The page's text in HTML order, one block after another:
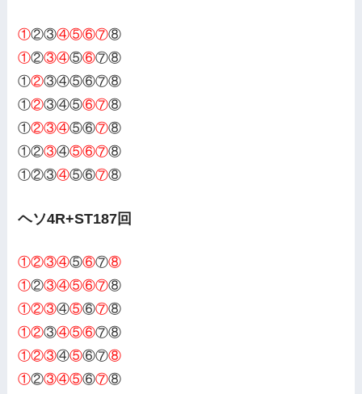
①②③④⑤⑥⑦⑧
①②③④⑤⑥⑦⑧
①②③④⑤⑥⑦⑧
①②③④⑤⑥⑦⑧
①②③④⑤⑥⑦⑧
①②③④⑤⑥⑦⑧
①②③④⑤⑥⑦⑧
ヘソ4R+ST187回
①②③④⑤⑥⑦⑧
①②③④⑤⑥⑦⑧
①②③④⑤⑥⑦⑧
①②③④⑤⑥⑦⑧
①②③④⑤⑥⑦⑧
①②③④⑤⑥⑦⑧